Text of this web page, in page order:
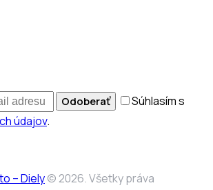
Odoberať
Súhlasím s
údajov.
– Diely© 2026. Všetky práva